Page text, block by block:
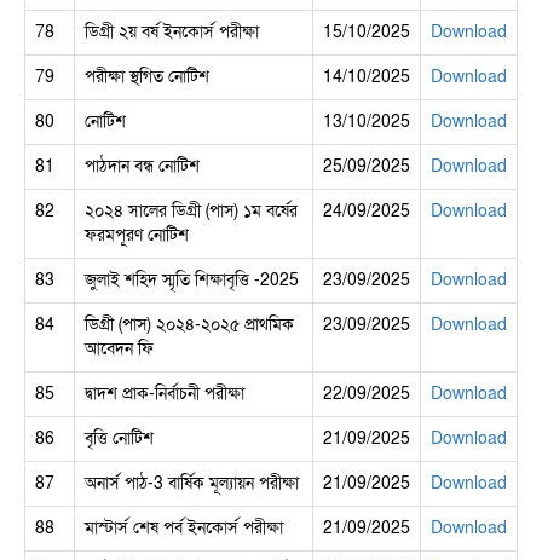
78
ডিগ্রী ২য় বর্ষ ইনকোর্স পরীক্ষা 15/10/2025
Download
79
পরীক্ষা স্থগিত নোটিশ 14/10/2025
Download
80
নোটিশ 13/10/2025
Download
81
পাঠদান বন্ধ নোটিশ 25/09/2025
Download
82
২০২৪ সালের ডিগ্রী (পাস) ১ম বর্ষের
ফরমপূরণ নোটিশ
24/09/2025 Download
83 জুলাই শহিদ স্মৃতি শিক্ষাবৃত্তি -2025 23/09/2025
Download
84
ডিগ্রী (পাস) ২০২৪-২০২৫ প্রাথমিক
আবেদন ফি
23/09/2025 Download
85 দ্বাদশ প্রাক-নির্বাচনী পরীক্ষা 22/09/2025
Download
86
বৃত্তি নোটিশ 21/09/2025
Download
87
অনার্স পাঠ-3 বার্ষিক মূল্যায়ন পরীক্ষা 21/09/2025
Download
88
মাস্টার্স শেষ পর্ব ইনকোর্স পরীক্ষা 21/09/2025
Download